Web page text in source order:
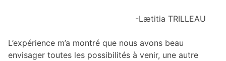
-Lætitia TRILLEAU
L’expérience m’a montré que nous avons beau
envisager toutes les possibilités à venir, une autre